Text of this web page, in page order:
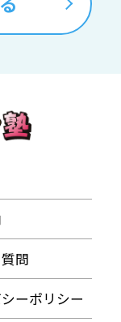
問
ーポリシー